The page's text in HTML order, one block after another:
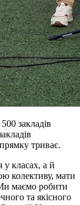
закладів
триває.
класах, а й
колективу, мати
маємо робити
та якісного